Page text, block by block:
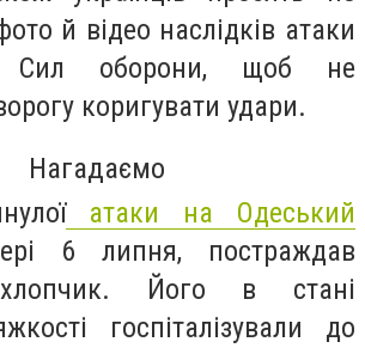
й відео наслідків атаки
Сил оборони, щоб не
коригувати удари.
Нагадаємо
атаки на Одеський
6 липня, постраждав
хлопчик. Його в стані
госпіталізували до